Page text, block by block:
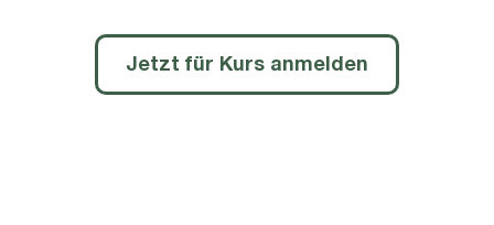
Jetzt für Kurs anmelden